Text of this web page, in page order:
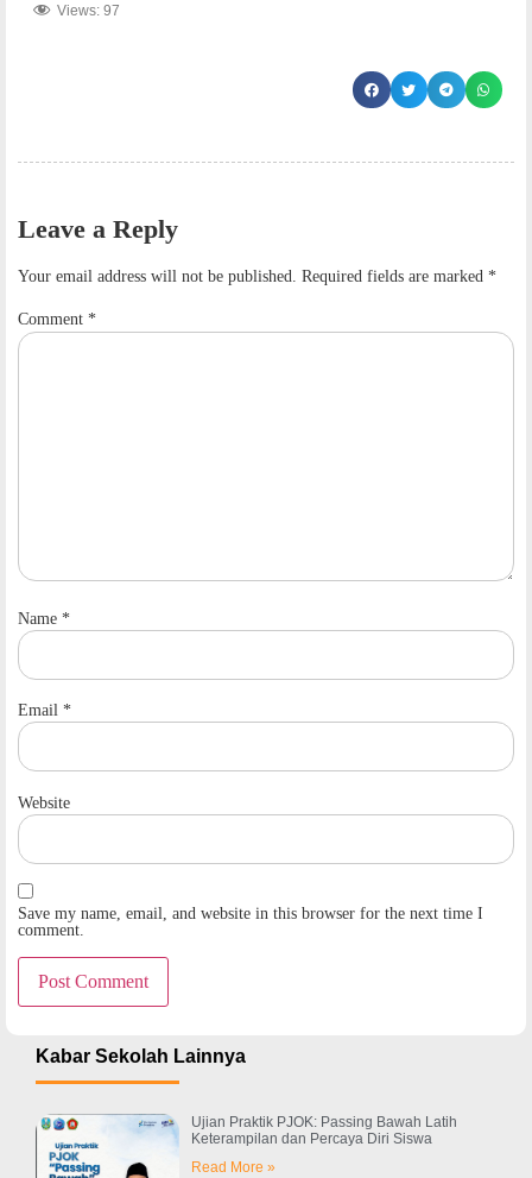
Views: 97
Leave a Reply
Your email address will not be published. Required fields are marked *
Comment *
Name *
Email *
Website
Save my name, email, and website in this browser for the next time I
comment.
Kabar Sekolah Lainnya
Ujian Praktik PJOK: Passing Bawah Latih
Keterampilan dan Percaya Diri Siswa
Read More »